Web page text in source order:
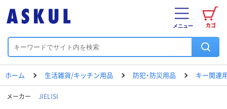
カゴ
メニュー
ホーム 生活雑貨/キッチン用品 防犯・防災用品 キー関連
メーカー JIELISI